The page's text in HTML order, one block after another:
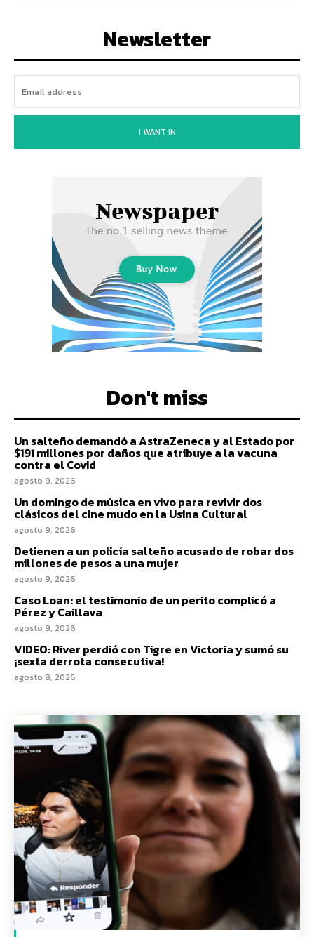
Newsletter
I WANT IN
Don't miss
Un salteño demandó a AstraZeneca y al Estado por
$191 millones por daños que atribuye a la vacuna
contra el Covid
agosto 9, 2026
Un domingo de música en vivo para revivir dos
clásicos del cine mudo en la Usina Cultural
agosto 9, 2026
Detienen a un policía salteño acusado de robar dos
millones de pesos a una mujer
agosto 9, 2026
Caso Loan: el testimonio de un perito complicó a
Pérez y Caillava
agosto 9, 2026
VIDEO: River perdió con Tigre en Victoria y sumó su
¡sexta derrota consecutiva!
agosto 8, 2026